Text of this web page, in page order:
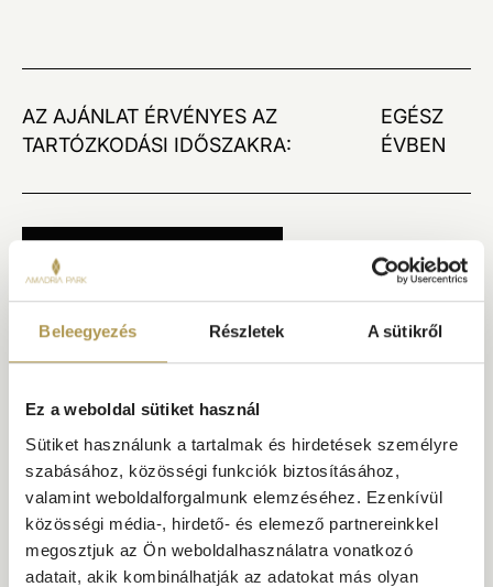
Beleegyezés Részletek A sütikről
Ez a weboldal sütiket használ
Sütiket használunk a tartalmak és hirdetések személyre
szabásához, közösségi funkciók biztosításához,
valamint weboldalforgalmunk elemzéséhez. Ezenkívül
közösségi média-, hirdető- és elemező partnereinkkel
megosztjuk az Ön weboldalhasználatra vonatkozó
adatait, akik kombinálhatják az adatokat más olyan
AZ AJÁNLAT ÉRVÉNYES AZ
TARTÓZKODÁSI IDŐSZAKRA:
EGÉSZ
ÉVBEN
FOGLALJON MOST